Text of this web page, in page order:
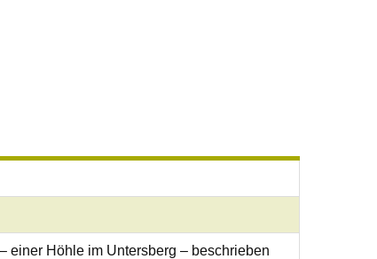
einer Höhle im Untersberg – beschrieben